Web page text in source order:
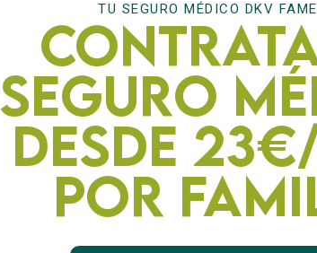
TU SEGURO MÉDICO DKV
seguro
desde
por